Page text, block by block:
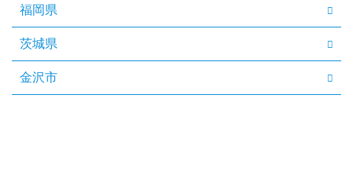
福岡県
茨城県
金沢市